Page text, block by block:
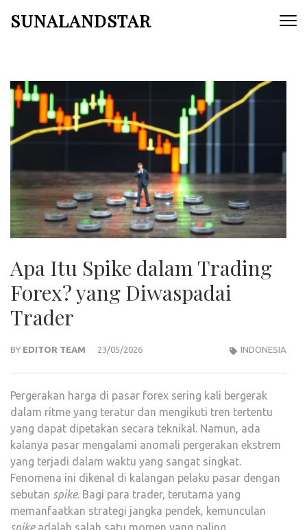
SUNALANDSTAR
Apa Itu Spike dalam Trading
Forex? yang Diwaspadai
Trader
BY EDITOR TEAM 23/05/2026 INDONESIA
Pergerakan harga di pasar forex sering kali bergerak
dalam ritme yang teratur dan mengikuti tren tertentu
yang dapat dipetakan secara teknikal. Namun, ada
kalanya pasar mengalami anomali pergerakan ekstrem
yang terjadi dalam waktu yang sangat singkat.
Fenomena ini dikenal di kalangan pelaku pasar dengan
sebutan spike. Bagi para trader, terutama yang
memanfaatkan strategi jangka pendek, kemunculan
spikeadalah salah satu momen yang paling